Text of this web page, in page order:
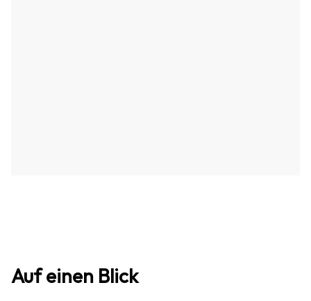
Auf einen Blick